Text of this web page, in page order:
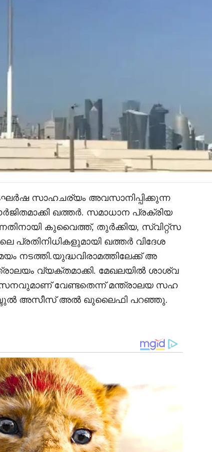
സാഹചര്യം അവസാനിപ്പിക്കുന്ന
ഖത്തർ. സമാധാന പ്രക്രിയ
കുവൈത്ത്, തുർക്കിയ, സ്വിറ്റ്‌സ
പ്രതിനിധികളുമായി ഖത്തർ വിദേശ
നടത്തി.യുദ്ധവിരാമത്തിലേക്ക് അ
വ്യക്തമാക്കി. മേഖലയിൽ ശാശ്വ
വേണ്ടതെന്ന് മന്ത്രാലയ സഹ
അസീസ് അൽ ഖുലൈഫി പറഞ്ഞു.